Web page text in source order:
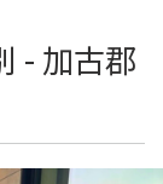
- 加古郡